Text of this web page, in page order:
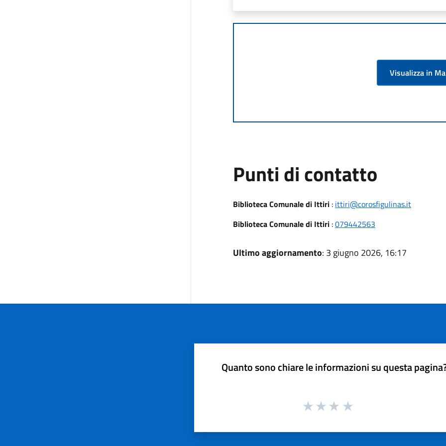
Visualizza in
Punti di contatto
Biblioteca Comunale di Ittiri: ittiri@corosfigulinas.it
Biblioteca Comunale di Ittiri:079442563
Ultimo aggiornamento: 3 giugno 2026, 16:17
Quanto sono chiare le informazioni su questa